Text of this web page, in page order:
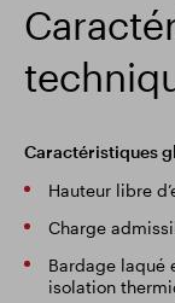
Caractéristiques
Hauteur libre
Charge
Bardage laqué
isolation